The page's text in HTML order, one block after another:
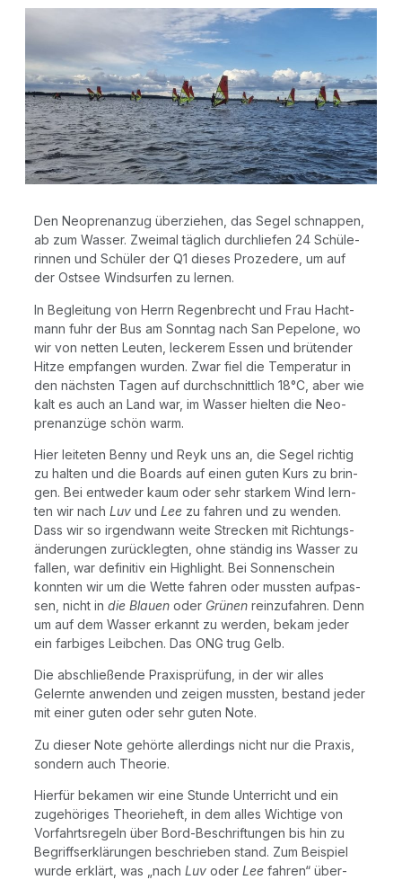
Den Neo­pren­an­zug über­zie­hen, das Segel schnap­pen,
ab zum Was­ser. Zwei­mal täg­lich durch­lie­fen 24 Schü­le­
rin­nen und Schü­ler der Q1 die­ses Pro­ze­de­re, um auf
der Ost­see Wind­sur­fen zu lernen.
In Beglei­tung von Herrn Regen­brecht und Frau Hacht­
mann fuhr der Bus am Sonn­tag nach San Pepe­lo­ne, wo
wir von net­ten Leu­ten, lecke­rem Essen und brü­ten­der
Hit­ze emp­fan­gen wur­den. Zwar fiel die Tem­pe­ra­tur in
den nächs­ten Tagen auf durch­schnitt­lich 18°C, aber wie
kalt es auch an Land war, im Was­ser hiel­ten die Neo­
pren­an­zü­ge schön warm.
Hier lei­te­ten Ben­ny und Reyk uns an, die Segel rich­tig
zu hal­ten und die Boards auf einen guten Kurs zu brin­
gen. Bei ent­we­der kaum oder sehr star­kem Wind lern­
ten wir nach Luv und Lee zu fah­ren und zu wen­den.
Dass wir so irgend­wann wei­te Stre­cken mit Rich­tungs­
än­de­run­gen zurück­leg­ten, ohne stän­dig ins Was­ser zu
fal­len, war defi­ni­tiv ein High­light. Bei Son­nen­schein
konn­ten wir um die Wet­te fah­ren oder muss­ten auf­pas­
sen, nicht in die Blau­en oder Grü­nen rein­zu­fah­ren. Denn
um auf dem Was­ser erkannt zu wer­den, bekam jeder
ein far­bi­ges Leib­chen. Das ONG trug Gelb.
Die abschlie­ßen­de Pra­xis­prü­fung, in der wir alles
Gelern­te anwen­den und zei­gen muss­ten, bestand jeder
mit einer guten oder sehr guten Note.
Zu die­ser Note gehör­te aller­dings nicht nur die Pra­xis,
son­dern auch Theorie.
Hier­für beka­men wir eine Stun­de Unter­richt und ein
zuge­hö­ri­ges Theo­rie­heft, in dem alles Wich­ti­ge von
Vor­fahrts­re­geln über Bord-Beschrif­tun­gen bis hin zu
Begriffs­er­klä­run­gen beschrie­ben stand. Zum Bei­spiel
wur­de erklärt, was „nach Luv oder Lee fah­ren“ über­